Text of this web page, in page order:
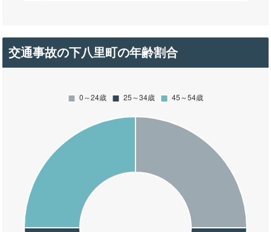
交通事故の下八里町の年齢割合